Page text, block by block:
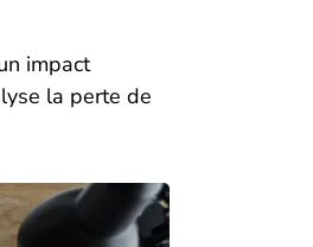
impact
la perte de